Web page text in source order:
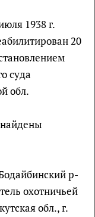
1938 г.
20
суда
обл.
р-
охотничьей
обл., г.